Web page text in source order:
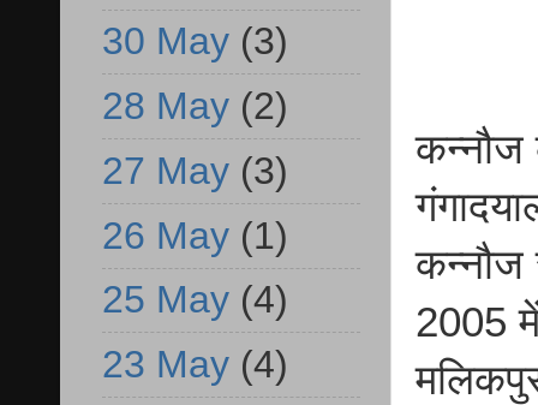
कन्नौज
कन्नौज
2005 में
30 May (3)
28 May (2)
27 May (3)
26 May (1)
25 May (4)
23 May (4)